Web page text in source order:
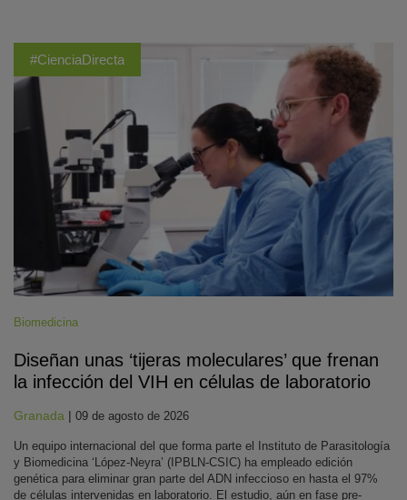
#CienciaDirecta
Biomedicina
Diseñan unas ‘tijeras moleculares’ que frenan
la infección del VIH en células de laboratorio
Granada | 09 de agosto de 2026
Un equipo internacional del que forma parte el Instituto de Parasitología
y Biomedicina ‘López-Neyra’ (IPBLN-CSIC) ha empleado edición
genética para eliminar gran parte del ADN infeccioso en hasta el 97%
de células intervenidas en laboratorio. El estudio, aún en fase pre-